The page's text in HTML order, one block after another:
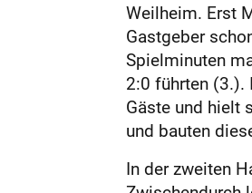
Weilheim. Erst
Gastgeber
Spielminuten
2:0 führten (3.).
Gäste und hielt
und bauten
In der zweiten